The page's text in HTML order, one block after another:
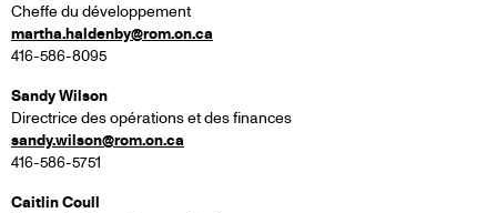
Cheffe du développement
martha.haldenby@rom.on.ca
416-586-8095
Sandy Wilson
Directrice des opérations et des finances
sandy.wilson@rom.on.ca
416-586-5751
Caitlin Coull